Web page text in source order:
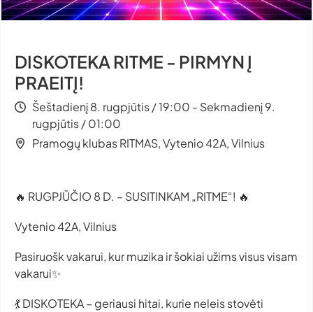
DISKOTEKA RITME - PIRMYN Į
PRAEITĮ!
Šeštadienį 8. rugpjūtis / 19:00 - Sekmadienį 9.
rugpjūtis / 01:00
Pramogų klubas RITMAS, Vytenio 42A, Vilnius
🔥 RUGPJŪČIO 8 D. – SUSITINKAM „RITME“! 🔥
Vytenio 42A, Vilnius
Pasiruošk vakarui, kur muzika ir šokiai užims visus visam
vakarui✨
💃 DISKOTEKA – geriausi hitai, kurie neleis stovėti